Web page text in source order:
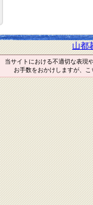
山都
当サイトにおける不適切な表現
お手数をおかけしますが、こ